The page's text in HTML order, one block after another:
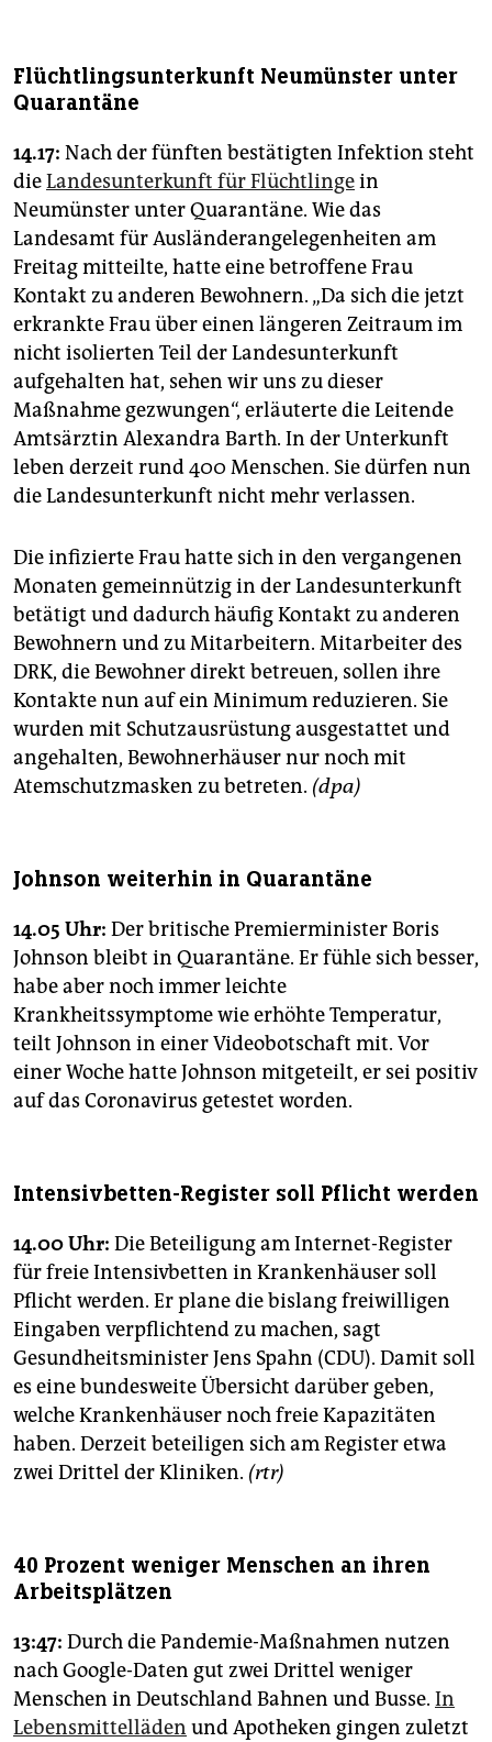
Flüchtlingsunterkunft Neumünster unter
Quarantäne
14.17: Nach der fünften bestätigten Infektion steht
dieLandesunterkunft für Flüchtlingein
Neumünster unter Quarantäne. Wie das
Landesamt für Ausländerangelegenheiten am
Freitag mitteilte, hatte eine betroffene Frau
Kontakt zu anderen Bewohnern. „Da sich die jetzt
erkrankte Frau über einen längeren Zeitraum im
nicht isolierten Teil der Landesunterkunft
aufgehalten hat, sehen wir uns zu dieser
Maßnahme gezwungen“, erläuterte die Leitende
Amtsärztin Alexandra Barth. In der Unterkunft
leben derzeit rund 400 Menschen. Sie dürfen nun
die Landesunterkunft nicht mehr verlassen.
Die infizierte Frau hatte sich in den vergangenen
Monaten gemeinnützig in der Landesunterkunft
betätigt und dadurch häufig Kontakt zu anderen
Bewohnern und zu Mitarbeitern. Mitarbeiter des
DRK, die Bewohner direkt betreuen, sollen ihre
Kontakte nun auf ein Minimum reduzieren. Sie
wurden mit Schutzausrüstung ausgestattet und
angehalten, Bewohnerhäuser nur noch mit
Atemschutzmasken zu betreten. (dpa)
Johnson weiterhin in Quarantäne
14.05 Uhr: Der britische Premierminister Boris
Johnson bleibt in Quarantäne. Er fühle sich besser,
habe aber noch immer leichte
Krankheitssymptome wie erhöhte Temperatur,
teilt Johnson in einer Videobotschaft mit. Vor
einer Woche hatte Johnson mitgeteilt, er sei positiv
auf das Coronavirus getestet worden.
Intensivbetten-Register soll Pflicht werden
14.00 Uhr: Die Beteiligung am Internet-Register
für freie Intensivbetten in Krankenhäuser soll
Pflicht werden. Er plane die bislang freiwilligen
Eingaben verpflichtend zu machen, sagt
Gesundheitsminister Jens Spahn (CDU). Damit soll
es eine bundesweite Übersicht darüber geben,
welche Krankenhäuser noch freie Kapazitäten
haben. Derzeit beteiligen sich am Register etwa
zwei Drittel der Kliniken. (rtr)
40 Prozent weniger Menschen an ihren
Arbeitsplätzen
13:47: Durch die Pandemie-Maßnahmen nutzen
nach Google-Daten gut zwei Drittel weniger
Menschen in Deutschland Bahnen und Busse. In
Lebensmittelläden und Apotheken gingen zuletzt